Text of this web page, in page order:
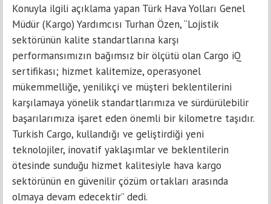
Konuyla ilgili açıklama yapan Türk Hava Yolları Genel
Müdür (Kargo) Yardımcısı Turhan Özen, “Lojistik
sektörünün kalite standartlarına karşı
performansımızın bağımsız bir ölçütü olan Cargo iQ
sertifikası; hizmet kalitemize, operasyonel
mükemmelliğe, yenilikçi ve müşteri beklentilerini
karşılamaya yönelik standartlarımıza ve sürdürülebilir
başarılarımıza işaret eden önemli bir kilometre taşıdır.
Turkish Cargo, kullandığı ve geliştirdiği yeni
teknolojiler, inovatif yaklaşımlar ve beklentilerin
ötesinde sunduğu hizmet kalitesiyle hava kargo
sektörünün en güvenilir çözüm ortakları arasında
olmaya devam edecektir” dedi.